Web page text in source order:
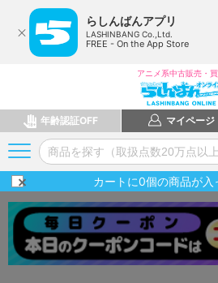
らしんばんアプリ
LASHINBANG Co.,Ltd.
FREE - On the App Store
アニメ系中古販売・
年齢認証OFF マイページ
カートに0個の商品が入